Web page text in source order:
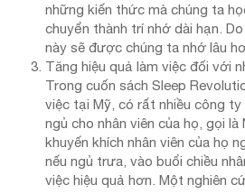
những kiến thức mà chúng ta
chuyển thành trí nhớ dài hạn.
này sẽ được chúng ta nhớ lâu
Tăng hiệu quả làm việc đối với
Trong cuốn sách Sleep
việc tại Mỹ, có rất nhiều công
ngủ cho nhân viên của họ, gọi là
khuyến khích nhân viên của họ
nếu ngủ trưa, vào buổi chiều
việc hiệu quả hơn. Một nghiên